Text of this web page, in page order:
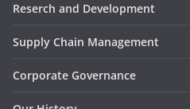
Reserch and Development
Supply Chain Management
Corporate Governance